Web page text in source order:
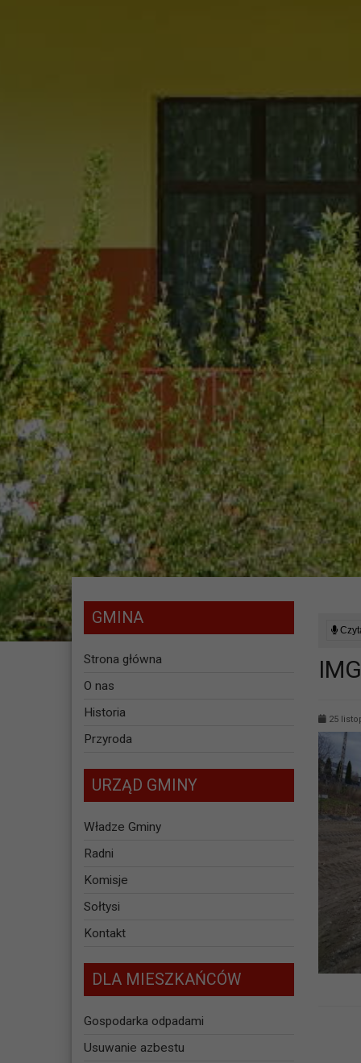
GMINA
Strona główna
O nas
Historia
Przyroda
URZĄD GMINY
Władze Gminy
Radni
Komisje
Sołtysi
Kontakt
DLA MIESZKAŃCÓW
Gospodarka odpadami
Usuwanie azbestu
25